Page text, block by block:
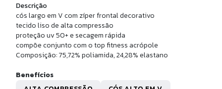
G GG
FITNESS ATLANTA
Descrição
cós largo em V com zíper frontal decorativo
tecido liso de alta compressão
proteção uv 50+ e secagem rápida
compõe conjunto com o top fitness acrópole
Composição: 75,72% poliamida, 24,28% elastano
Benefícios